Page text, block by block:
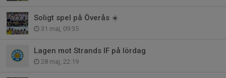
Soligt spel på Överås ☀️
31 maj, 09:35
Lagen mot Strands IF på lördag
28 maj, 22:19